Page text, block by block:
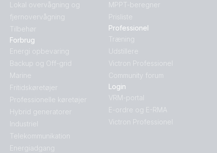
Lokal overvågning og
fjernovervågning
Tilbehør
Forbrug
Energi opbevaring
Backup og Off-grid
Marine
Fritidskøretøjer
Professionelle køretøjer
Hybrid generatorer
Industriel
Telekommunikation
Energiadgang
MPPT-beregner
Prisliste
Professionel
Træning
Udstillere
Victron Professionel
Community forum
Login
VRM-portal
E-ordre og E-RMA
Victron Professionel